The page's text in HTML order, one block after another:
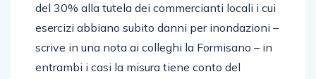
del 30% alla tutela dei commercianti locali i cui
esercizi abbiano subito danni per inondazioni –
scrive in una nota ai colleghi la Formisano – in
entrambi i casi la misura tiene conto del